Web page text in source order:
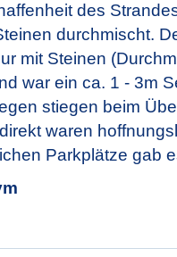
des
durchmischt.
mit Steinen
war ein ca. 1 - 3m
stiegen beim
waren
Parkplätze gab